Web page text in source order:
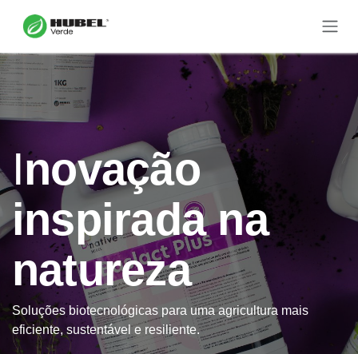
Inovação
inspirada na
natureza
Soluções biotecnológicas para uma agricultura mais
eficiente, sustentável e resiliente.